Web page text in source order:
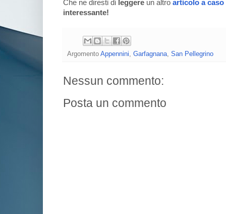
Che ne diresti di leggere un altro articolo a caso
interessante!
Argomento Appennini Garfagnana San Pellegrino
Nessun commento:
Posta un commento